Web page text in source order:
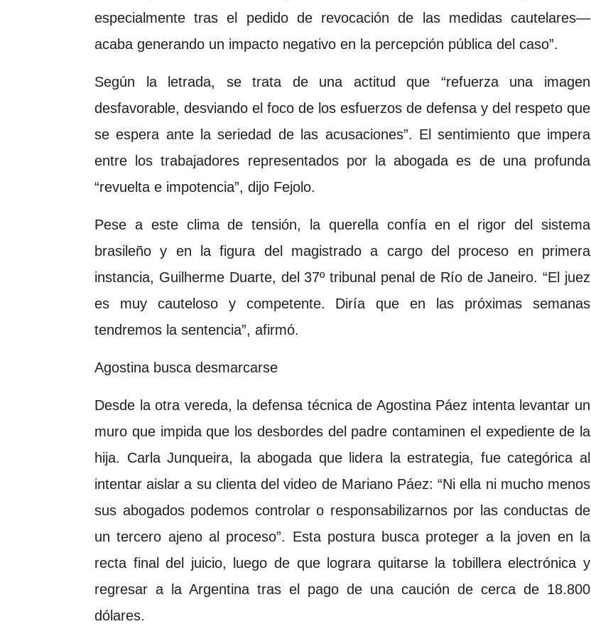
especialmente tras el pedido de revocación de las medidas cautelares—
acaba generando un impacto negativo en la percepción pública del caso”.
Según la letrada, se trata de una actitud que “refuerza una imagen
desfavorable, desviando el foco de los esfuerzos de defensa y del respeto que
se espera ante la seriedad de las acusaciones”. El sentimiento que impera
entre los trabajadores representados por la abogada es de una profunda
“revuelta e impotencia”, dijo Fejolo.
Pese a este clima de tensión, la querella confía en el rigor del sistema
brasileño y en la figura del magistrado a cargo del proceso en primera
instancia, Guilherme Duarte, del 37º tribunal penal de Río de Janeiro. “El juez
es muy cauteloso y competente. Diría que en las próximas semanas
tendremos la sentencia”, afirmó.
Agostina busca desmarcarse
Desde la otra vereda, la defensa técnica de Agostina Páez intenta levantar un
muro que impida que los desbordes del padre contaminen el expediente de la
hija. Carla Junqueira, la abogada que lidera la estrategia, fue categórica al
intentar aislar a su clienta del video de Mariano Páez: “Ni ella ni mucho menos
sus abogados podemos controlar o responsabilizarnos por las conductas de
un tercero ajeno al proceso”. Esta postura busca proteger a la joven en la
recta final del juicio, luego de que lograra quitarse la tobillera electrónica y
regresar a la Argentina tras el pago de una caución de cerca de 18.800
dólares.